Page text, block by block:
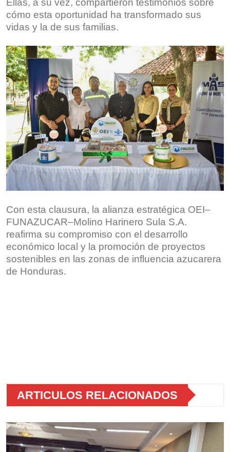
cómo esta oportunidad ha transformado sus
vidas y la de sus familias.
Con esta clausura, la alianza estratégica OEI–
FUNAZUCAR–Molino Harinero Sula S.A.
reafirma su compromiso con el desarrollo
económico local y la promoción de proyectos
sostenibles en las zonas de influencia azucarera
de Honduras.
ARTICULOS RELACIONADOS